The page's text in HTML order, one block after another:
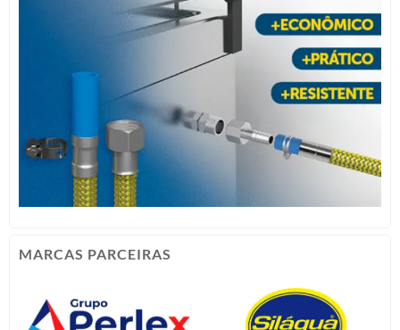
MARCAS PARCEIRAS